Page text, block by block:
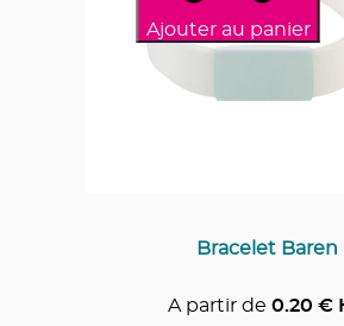
Ajouter au panier
Bracelet Baren
A partir de 0.20 €